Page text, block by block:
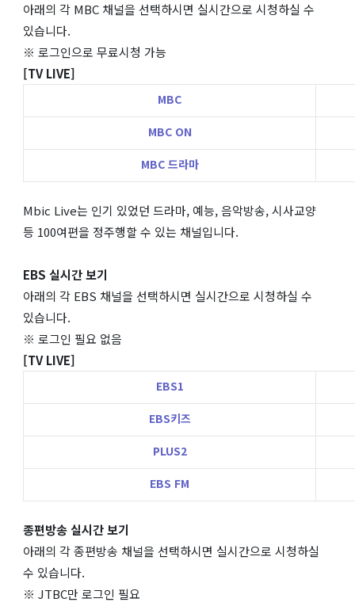
아래의 각 MBC 채널을 선택하시면 실시간으로 시청하실 수
있습니다.
※ 로그인으로 무료시청 가능
[TV LIVE]
MBC
MBC ON
MBC 드라마
Mbic Live는 인기 있었던 드라마, 예능, 음악방송, 시사교양
등 100여편을 정주행할 수 있는 채널입니다.
EBS 실시간 보기
아래의 각 EBS 채널을 선택하시면 실시간으로 시청하실 수
있습니다.
※ 로그인 필요 없음
[TV LIVE]
EBS1
EBS키즈
PLUS2
EBS FM
종편방송 실시간 보기
아래의 각 종편방송 채널을 선택하시면 실시간으로 시청하실
수 있습니다.
※ JTBC만 로그인 필요